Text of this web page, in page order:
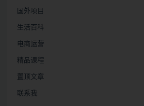
国外项目
生活百科
电商运营
精品课程
置顶文章
联系我